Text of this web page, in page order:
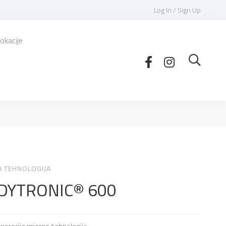
Log In / Sign Up
TEHNOLOGIJA
600